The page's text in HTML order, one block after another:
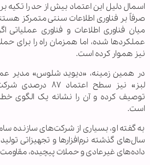
اسمال دلیل این اعتماد بیش از حد را تکیه بر
صرفاً بر فناوری اطلاعات سنتی متمرکز
میان فناوری اطلاعات و فناوری
عملکردها شده، اما همزمان راه را برای
نیز هموار کرده است.
در همین زمینه، «دیوید شلوس» مدیر
لبز» نیز سطح اعتماد
توصیف کرده و آن را نشانه یک الگوی
است.
به گفته او، بسیاری از شرکت‌های سازنده
سال‌های گذشته نرم‌افزارها و تجهیزاتی تولید
داده‌های غیرعادی و حملات پیچیده، مقاومت